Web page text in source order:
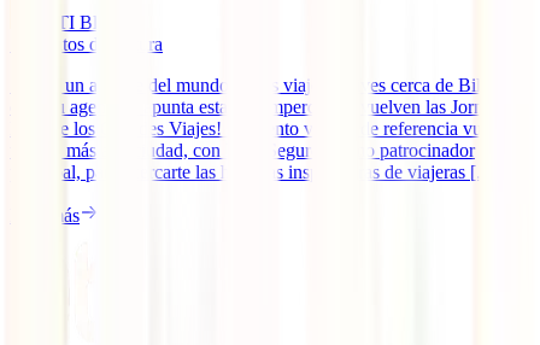
IATI Blog
minutos de lectura
Si eres un amante del mundo de los viajes y vives cerca de Bilbao,
coge tu agenda y apunta esta cita imperdible: ¡vuelven las Jornadas
IATI de los Grandes Viajes! El evento viajero de referencia vuelve
un año más a la ciudad, con IATI Seguros como patrocinador
principal, para acercarte las historias inspiradoras de viajeras [...]
Leer más